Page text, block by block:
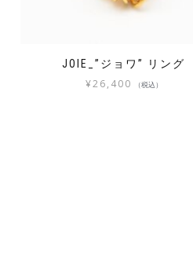
JOIE_”ジョワ” リング
¥26,400 （税込）